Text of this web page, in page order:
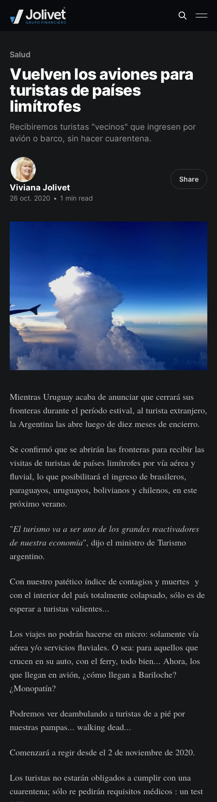
Salud
Vuelven los aviones para
turistas de países
limítrofes
Recibiremos turistas "vecinos" que ingresen por
avión o barco, sin hacer cuarentena.
Viviana Jolivet
26 oct. 2020 • 1 min read
Share
Mientras Uruguay acaba de anunciar que cerrará sus
fronteras durante el período estival, al turista extranjero,
la Argentina las abre luego de diez meses de encierro.
Se confirmó que se abrirán las fronteras para recibir las
visitas de turistas de países limítrofes por vía aérea y
fluvial, lo que posibilitará el ingreso de brasileros,
paraguayos, uruguayos, bolivianos y chilenos, en este
próximo verano.
"El turismo va a ser uno de los grandes reactivadores
de nuestra economía", dijo el ministro de Turismo
argentino.
Con nuestro patético índice de contagios y muertes y
con el interior del país totalmente colapsado, sólo es de
esperar a turistas valientes...
Los viajes no podrán hacerse en micro: solamente vía
aérea y/o servicios fluviales. O sea: para aquellos que
crucen en su auto, con el ferry, todo bien... Ahora, los
que llegan en avión, ¿cómo llegan a Bariloche?
¿Monopatín?
Podremos ver deambulando a turistas de a pié por
nuestras pampas... walking dead...
Comenzará a regir desde el 2 de noviembre de 2020.
Los turistas no estarán obligados a cumplir con una
cuarentena; sólo re pedirán requisitos médicos : un test